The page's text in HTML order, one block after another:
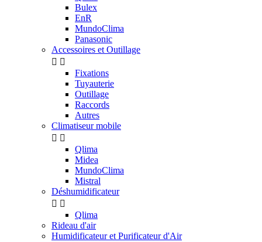
Bulex
EnR
MundoClima
Panasonic
Accessoires et Outillage
 
Fixations
Tuyauterie
Outillage
Raccords
Autres
Climatiseur mobile
 
Qlima
Midea
MundoClima
Mistral
Déshumidificateur
 
Qlima
Rideau d'air
Humidificateur et Purificateur d'Air